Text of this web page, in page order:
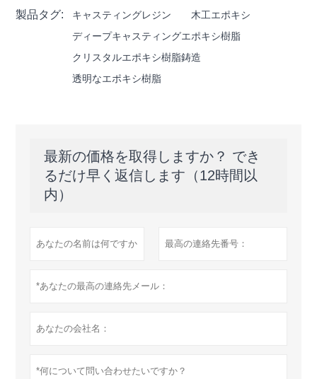
製品タグ: キャスティングレジン
木工エポキシ
ディープキャスティングエポキシ樹脂
クリスタルエポキシ樹脂鋳造
透明なエポキシ樹脂
最新の価格を取得しますか？ でき
るだけ早く返信します（12時間以
内）